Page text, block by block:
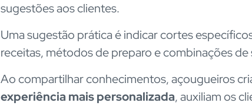
sugestões aos clientes.
Uma sugestão prática é indicar cortes
receitas, métodos de preparo e combinações de
Ao compartilhar conhecimentos, açougueiros
experiência mais personalizada, auxiliam os